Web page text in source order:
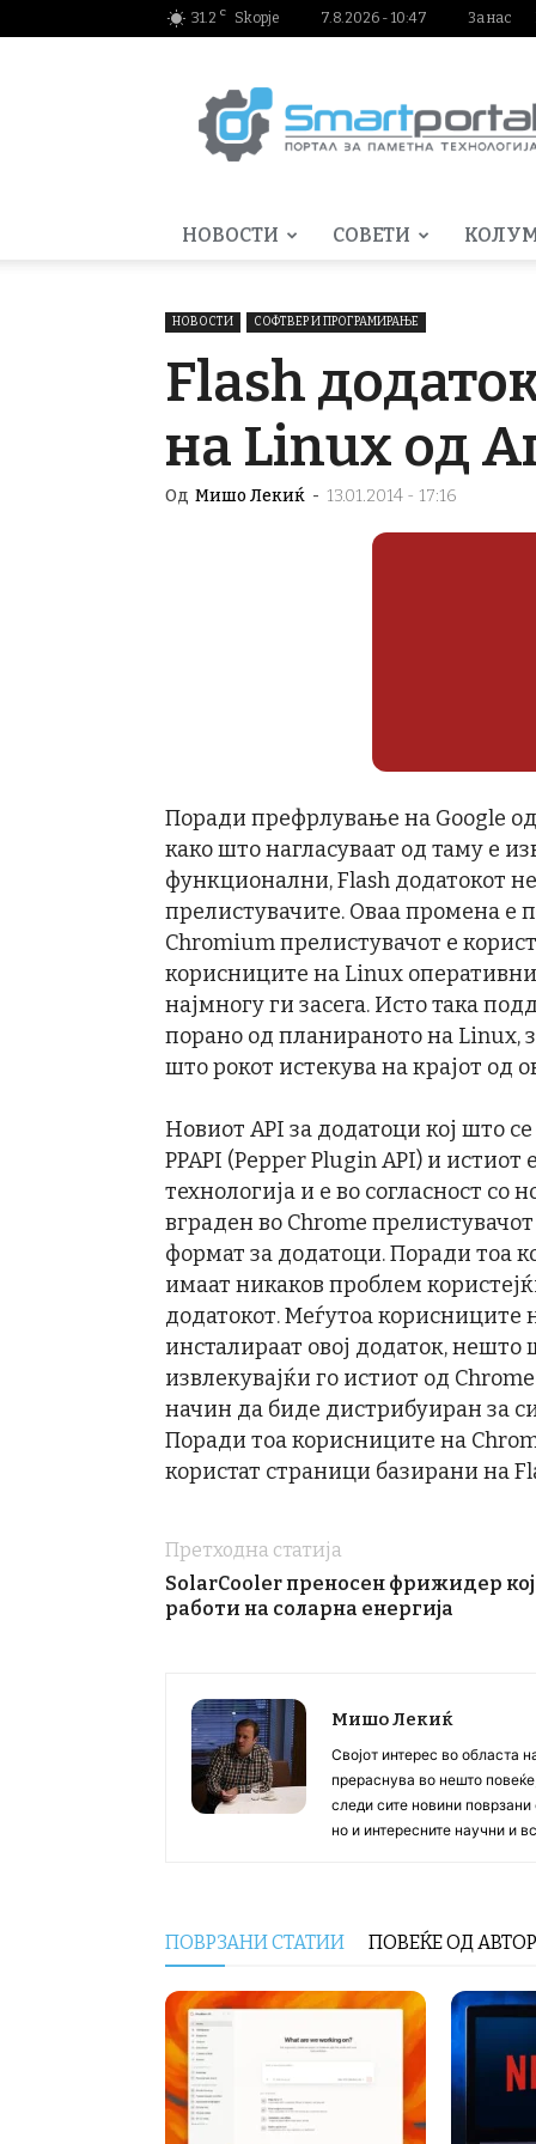
31.2 C Skopje 7.8.2026 - 10:47 За нас
НОВОСТИ СОВЕТИ
НОВОСТИ СОФТВЕР И ПРОГРАМИРАЊЕ
Flash
на Linux од
Од Мишо Лекиќ - 13.01.2014 - 17:16
Поради префрлување на Google од
како што нагласуваат од таму е
функционални, Flash додатокот
прелистувачите. Оваа промена е
Chromium прелистувачот е
корисниците на Linux
најмногу ги засега. Исто така
порано од планираното на Linux,
што рокот истекува на крајот од
Новиот API за додатоци кој што
PPAPI (Pepper Plugin API) и
технологија и е во согласност со
вграден во Chrome
формат за додатоци. Поради тоа
имаат никаков проблем
додатокот. Меѓутоа
инсталираат овој додаток,
извлекувајќи го истиот од
начин да биде дистрибуиран за
Поради тоа корисниците на
користат страници базирани на
Претходна статија
SolarCooler преносен фрижидер кој
работи на соларна енергија
Мишо Лекиќ
Својот интерес во областа
прераснува во нешто
следи сите новини
но и интересните научни и
ПОВРЗАНИ СТАТИИ ПОВЕЌЕ ОД